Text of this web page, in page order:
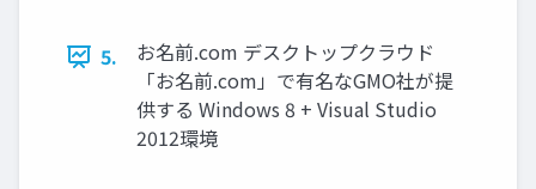
5.
お名前.com デスクトップクラウド
「お名前.com」で有名なGMO社が提
供する Windows 8 + Visual Studio
2012環境